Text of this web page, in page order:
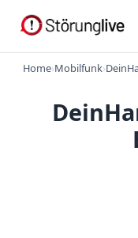
Home›Mobilfunk›